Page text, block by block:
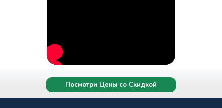
Посмотри Цены со Скидкой